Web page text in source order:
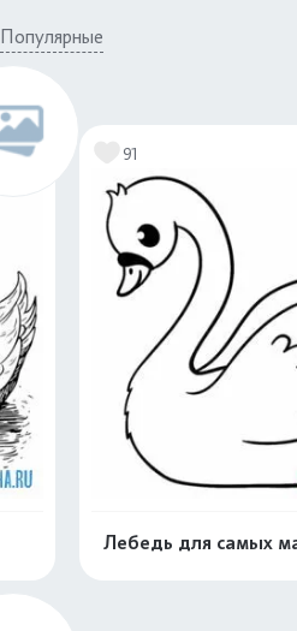
Популярные
91
Лебедь для самых